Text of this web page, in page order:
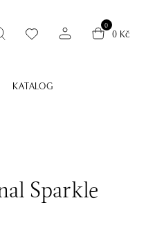
0
0 Kč
KATALOG
Sparkle